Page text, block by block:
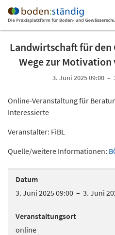
Landwirtschaft für den
Wege zur
3. Juni 2025 09:00 –
Online-Veranstaltung für
Interessierte
Veranstalter: FiBL
Quelle/weitere Informationen:
Datum
3. Juni 2025 09:00 – 3. Juni
Veranstaltungsort
online